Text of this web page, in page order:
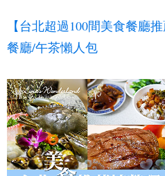
【台北超過100間美食餐廳
餐廳/午茶懶人包